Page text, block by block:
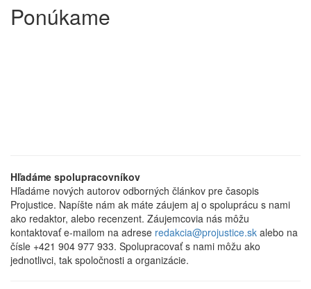
Ponúkame
Hľadáme spolupracovníkov
Hľadáme nových autorov odborných článkov pre časopis
Projustice. Napíšte nám ak máte záujem aj o spoluprácu s nami
ako redaktor, alebo recenzent. Záujemcovia nás môžu
kontaktovať e-mailom na adrese redakcia@projustice.sk alebo na
čísle +421 904 977 933. Spolupracovať s nami môžu ako
jednotlivci, tak spoločnosti a organizácie.